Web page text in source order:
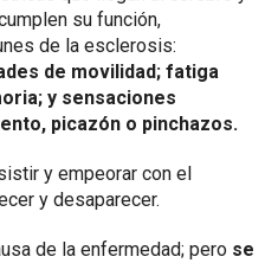
su función,
de la esclerosis:
de movilidad; fatiga
y sensaciones
picazón o pinchazos.
y empeorar con el
y desaparecer.
de la enfermedad; pero se